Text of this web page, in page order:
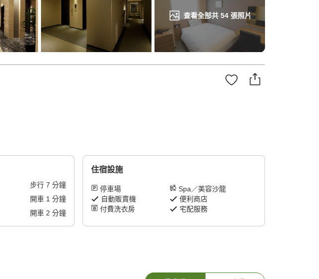
查看全部共 54張照片
步行 7 分鐘
開車 1 分鐘
開車 2 分鐘
住宿設施
停車場
Spa／美容沙龍
自動販賣機
便利商店
付費洗衣房
宅配服務